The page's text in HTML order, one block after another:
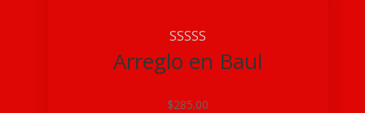
Arreglo en Baul
$285.00